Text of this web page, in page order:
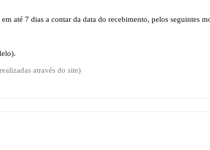
até 7 dias a contar da data do recebimento, pelos seguintes
através do site)